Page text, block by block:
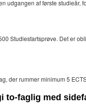
udgangen af første studieår,
Studiestartsprøve. Det er
der rummer minimum 5
to-faglig med